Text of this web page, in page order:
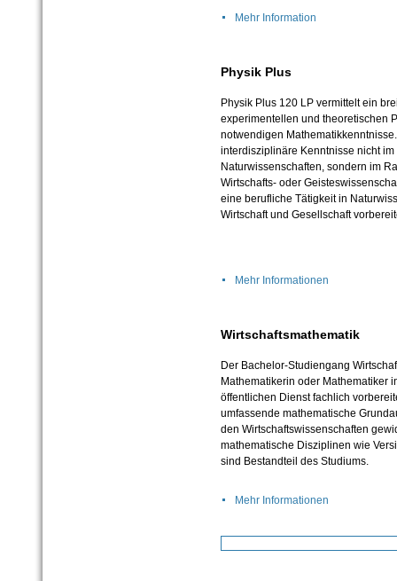
Mehr Information
Physik Plus
Physik Plus 120 LPvermittelt ein
experimentellen und theoretischen
notwendigen
interdisziplinäre Kenntnisse nicht
Naturwissenschaften, sondern im
Wirtschafts- oder
eine berufliche Tätigkeit in
Wirtschaft und Gesellschaft
Mehr Informationen
Wirtschaftsmathematik
Der Bachelor-Studiengang
Mathematikerin oder Mathematiker
öffentlichen Dienst fachlich
umfassende mathematische
den Wirtschaftswissenschaften
mathematische Disziplinen wie
sind Bestandteil des Studiums.
Mehr Informationen